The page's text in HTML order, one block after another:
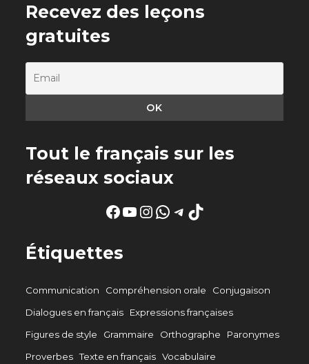
Recevez des leçons
gratuites
Tout le français sur les
réseaux sociaux
Facebook
YouTube
Instagram
WhatsApp
Telegram
TikTok
Étiquettes
Communication Compréhension orale
Conjugaison
Dialogues en français
Expressions françaises
Figures de style
Grammaire Orthographe
Paronymes
Proverbes Texte en français Vocabulaire